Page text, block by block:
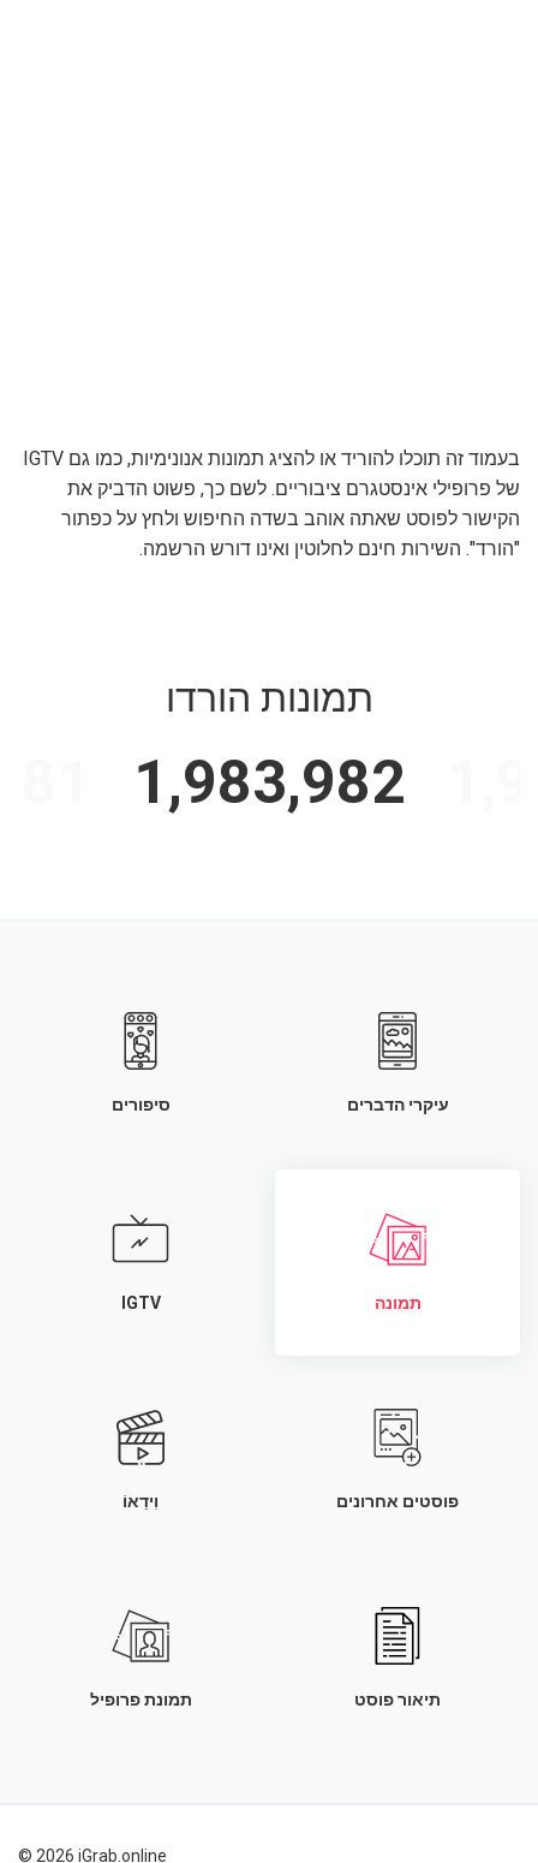
בעמוד זה תוכלו להוריד או להציג תמונות אנונימיות, כמו גם IGTV
של פרופילי אינסטגרם ציבוריים. לשם כך, פשוט הדביק את
הקישור לפוסט שאתה אוהב בשדה החיפוש ולחץ על כפתור
"הורד". השירות חינם לחלוטין ואינו דורש הרשמה.
תמונות הורדו
1,983,982
סיפורים עיקרי הדברים
IGTV תמונה
וִידֵאוֹ פוסטים אחרונים
תמונת פרופיל תיאור פוסט
© 2026 iGrab.online